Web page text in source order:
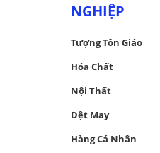
NGHIỆP
Tượng Tôn Giáo
Hóa Chất
Nội Thất
Dệt May
Hàng Cá Nhân